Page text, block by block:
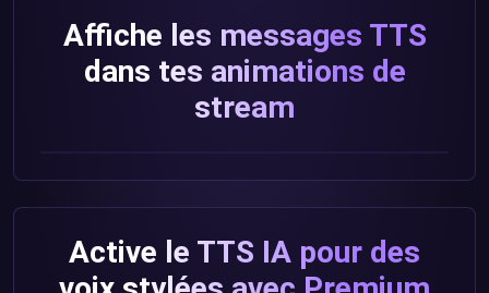
Affiche les messages TTS
dans tes animations de
stream
Active le TTS IA pour des